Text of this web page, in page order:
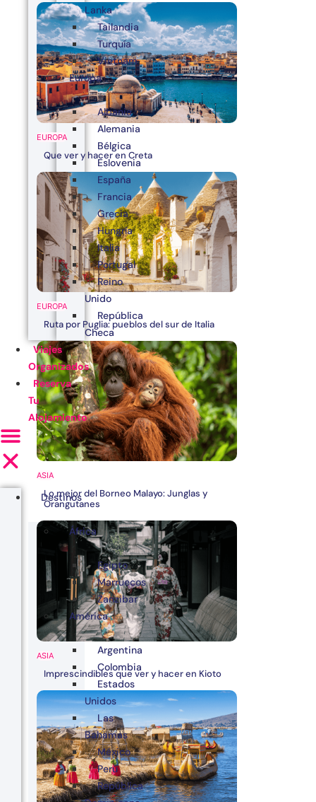
EUROPA
Que ver y hacer en Creta
EUROPA
Ruta por Puglia: pueblos del sur de Italia
ASIA
Lo mejor del Borneo Malayo: Junglas y
Orangutanes
ASIA
Imprescindibles que ver y hacer en Kioto
Lanka
Tailandia
Turquía
Vietnam
Europa
Albania
Alemania
Bélgica
Eslovenia
España
Francia
Grecia
Hungría
Italia
Portugal
Reino
Unido
República
Checa
Viajes
Organizados
Reserva
Tu
Alojamiento
Destinos
África
Egipto
Marruecos
Zanzibar
América
Argentina
Colombia
Estados
Unidos
Las
Bahamas
México
Perú
República